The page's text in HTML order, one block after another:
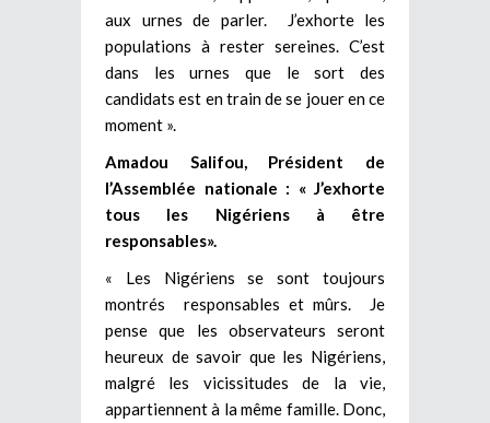
aux urnes de parler. J’exhorte les
populations à rester sereines. C’est
dans les urnes que le sort des
candidats est en train de se jouer en ce
moment ».
Amadou Salifou, Président de
l’Assemblée nationale : « J’exhorte
tous les Nigériens à être
responsables».
« Les Nigériens se sont toujours
montrés responsables et mûrs. Je
pense que les observateurs seront
heureux de savoir que les Nigériens,
malgré les vicissitudes de la vie,
appartiennent à la même famille. Donc,